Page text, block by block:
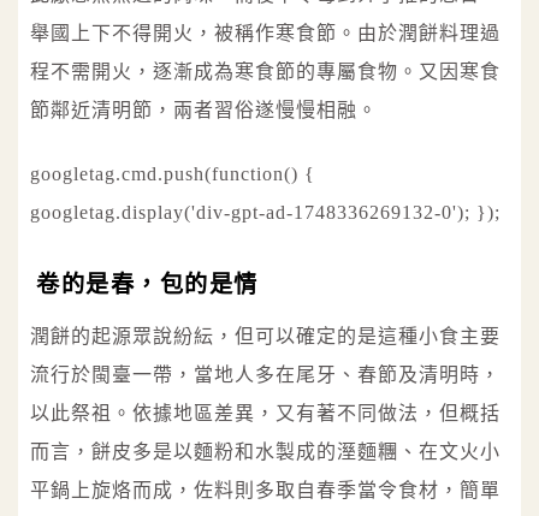
舉國上下不得開火，被稱作寒食節。由於潤餅料理過
程不需開火，逐漸成為寒食節的專屬食物。又因寒食
節鄰近清明節，兩者習俗遂慢慢相融。
googletag.cmd.push(function() {
googletag.display('div-gpt-ad-1748336269132-0'); });
卷的是春，包的是情
潤餅的起源眾說紛紜，但可以確定的是這種小食主要
流行於閩臺一帶，當地人多在尾牙、春節及清明時，
以此祭祖。依據地區差異，又有著不同做法，但概括
而言，餅皮多是以麵粉和水製成的溼麵糰、在文火小
平鍋上旋烙而成，佐料則多取自春季當令食材，簡單